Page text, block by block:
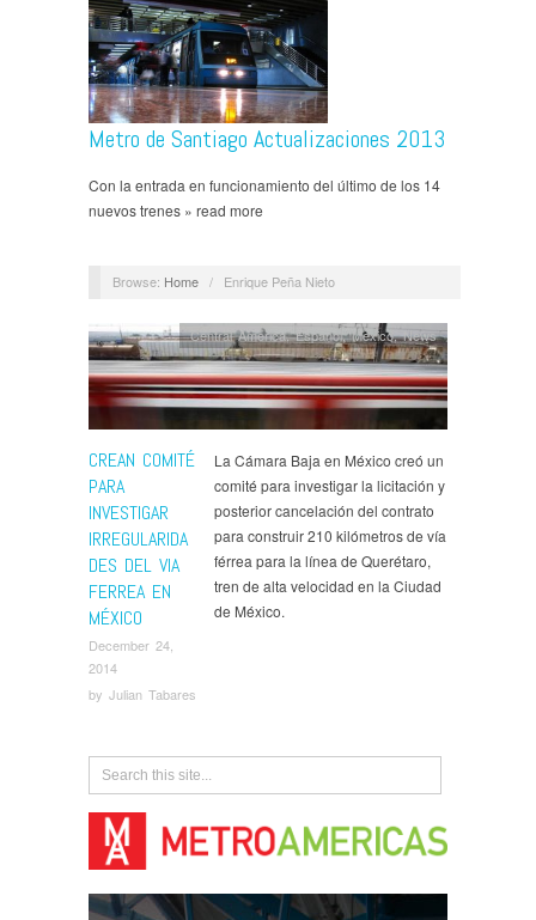
Metro de Santiago Actualizaciones 2013
Con la entrada en funcionamiento del último de los 14
nuevos trenes » read more
Browse: Home / Enrique Peña Nieto
CREAN COMITÉ
PARA
INVESTIGAR
IRREGULARIDA
DES DEL VIA
FERREA EN
MÉXICO
December 24,
2014
by Julian Tabares
Central America,Español,Mexico,News
La Cámara Baja en México creó un
comité para investigar la licitación y
posterior cancelación del contrato
para construir 210 kilómetros de vía
férrea para la línea de Querétaro,
tren de alta velocidad en la Ciudad
de México.